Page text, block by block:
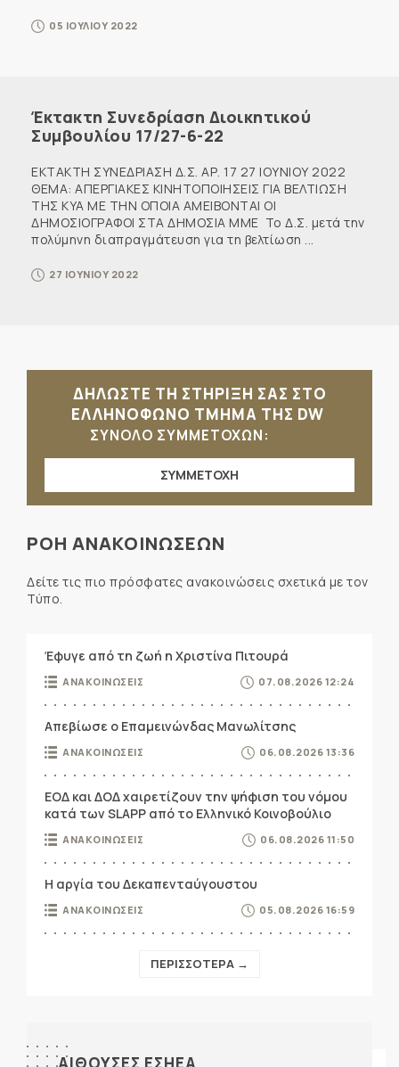
05 ΙΟΥΛΙΟΥ 2022
Έκτακτη Συνεδρίαση Διοικητικού
Συμβουλίου 17/27-6-22
ΕΚΤΑΚΤΗ ΣΥΝΕΔΡΙΑΣΗ Δ.Σ. ΑΡ. 17 27 ΙΟΥΝΙΟΥ 2022
ΘΕΜΑ: ΑΠΕΡΓΙΑΚΕΣ ΚΙΝΗΤΟΠΟΙΗΣΕΙΣ ΓΙΑ ΒΕΛΤΙΩΣΗ
ΤΗΣ ΚΥΑ ΜΕ ΤΗΝ ΟΠΟΙΑ ΑΜΕΙΒΟΝΤΑΙ ΟΙ
ΔΗΜΟΣΙΟΓΡΑΦΟΙ ΣΤΑ ΔΗΜΟΣΙΑ ΜΜΕ Το Δ.Σ. μετά την
πολύμηνη διαπραγμάτευση για τη βελτίωση ...
27 ΙΟΥΝΙΟΥ 2022
ΔΗΛΩΣΤΕ ΤΗ ΣΤΗΡΙΞΗ ΣΑΣ ΣΤΟ
ΕΛΛΗΝΟΦΩΝΟ ΤΜΗΜΑ ΤΗΣ DW
ΣΥΝΟΛΟ ΣΥΜΜΕΤΟΧΩΝ:
ΣΥΜΜΕΤΟΧΗ
ΡΟΗ ΑΝΑΚΟΙΝΩΣΕΩΝ
Δείτε τις πιο πρόσφατες ανακοινώσεις σχετικά με τον
Τύπο.
Έφυγε από τη ζωή η Χριστίνα Πιτουρά
ΑΝΑΚΟΙΝΩΣΕΙΣ 07.08.2026 12:24
Απεβίωσε ο Επαμεινώνδας Μανωλίτσης
ΑΝΑΚΟΙΝΩΣΕΙΣ 06.08.2026 13:36
ΕΟΔ και ΔΟΔ χαιρετίζουν την ψήφιση του νόμου
κατά των SLAPP από το Ελληνικό Κοινοβούλιο
ΑΝΑΚΟΙΝΩΣΕΙΣ 06.08.2026 11:50
Η αργία του Δεκαπενταύγουστου
ΑΝΑΚΟΙΝΩΣΕΙΣ 05.08.2026 16:59
ΠΕΡΙΣΣΟΤΕΡΑ →
ΑΙΘΟΥΣΕΣ ΕΣΗΕΑ